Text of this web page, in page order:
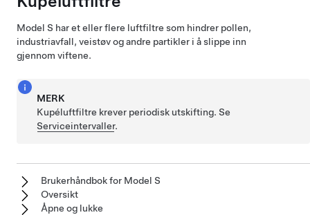
Model S har et eller flere luftfiltre som hindrer pollen,
industriavfall, veistøv og andre partikler i å slippe inn
gjennom viftene.
MERK
Kupéluftfiltre krever periodisk utskifting. Se
Serviceintervaller.
Brukerhåndbok for Model S
Oversikt
Åpne og lukke